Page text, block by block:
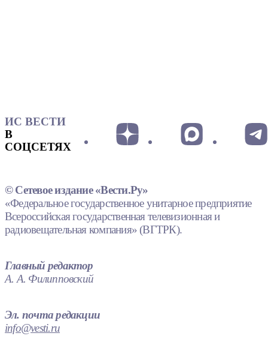
ИС ВЕСТИ
В
СОЦСЕТЯХ
© Сетевое издание «Вести.Ру»
«Федеральное государственное унитарное предприятие
Всероссийская государственная телевизионная и
радиовещательная компания» (ВГТРК).
Главный редактор
А. А. Филипповский
Эл. почта редакции
info@vesti.ru